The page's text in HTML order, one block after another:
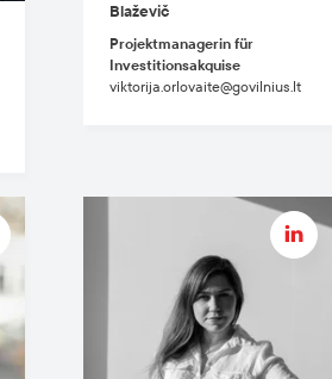
Blaževič
Projektmanagerin für
Investitionsakquise
viktorija.orlovaite@govilnius.lt